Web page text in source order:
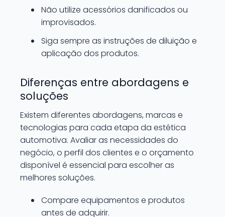
Não utilize acessórios danificados ou
improvisados.
Siga sempre as instruções de diluição e
aplicação dos produtos.
Diferenças entre abordagens e
soluções
Existem diferentes abordagens, marcas e
tecnologias para cada etapa da estética
automotiva. Avaliar as necessidades do
negócio, o perfil dos clientes e o orçamento
disponível é essencial para escolher as
melhores soluções.
Compare equipamentos e produtos
antes de adquirir.